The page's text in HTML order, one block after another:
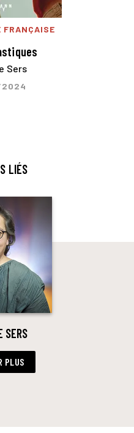
FRANÇAISE
Sers
LIÉS
SERS
PLUS